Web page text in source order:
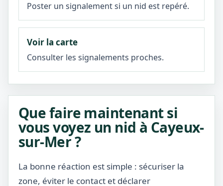
Poster un signalement si un nid est repéré.
Voir la carte
Consulter les signalements proches.
Que faire maintenant si
vous voyez un nid à Cayeux-
sur-Mer ?
La bonne réaction est simple : sécuriser la
zone, éviter le contact et déclarer